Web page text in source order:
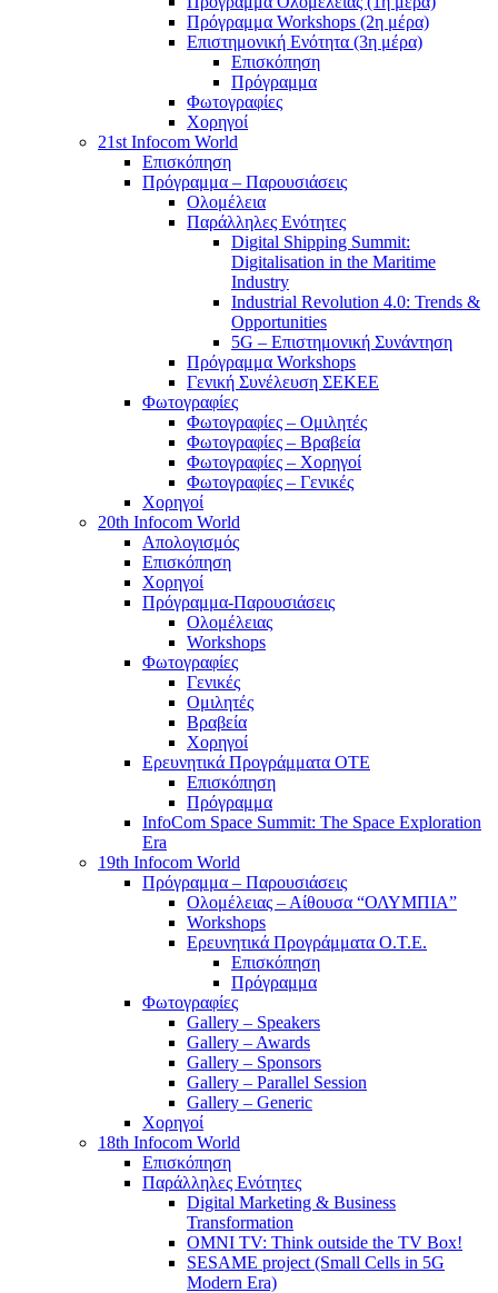
Πρόγραμμα Workshops (2η μέρα)
Επιστημονική Ενότητα (3η μέρα)
Επισκόπηση
Πρόγραμμα
Φωτογραφίες
Χορηγοί
21st Infocom World
Επισκόπηση
Πρόγραμμα – Παρουσιάσεις
Ολομέλεια
Παράλληλες Ενότητες
Digital Shipping Summit:
Digitalisation in the Maritime
Industry
Industrial Revolution 4.0: Trends &
Opportunities
5G – Επιστημονική Συνάντηση
Πρόγραμμα Workshops
Γενική Συνέλευση ΣΕΚΕΕ
Φωτογραφίες
Φωτογραφίες – Ομιλητές
Φωτογραφίες – Βραβεία
Φωτογραφίες – Χορηγοί
Φωτογραφίες – Γενικές
Χορηγοί
20th Infocom World
Απολογισμός
Επισκόπηση
Χορηγοί
Πρόγραμμα-Παρουσιάσεις
Ολομέλειας
Workshops
Φωτογραφίες
Γενικές
Ομιλητές
Βραβεία
Χορηγοί
Ερευνητικά Προγράμματα ΟΤΕ
Επισκόπηση
Πρόγραμμα
InfoCom Space Summit: The Space Exploration
Era
19th Infocom World
Πρόγραμμα – Παρουσιάσεις
Ολομέλειας – Αίθουσα “ΟΛΥΜΠΙΑ”
Workshops
Ερευνητικά Προγράμματα Ο.Τ.Ε.
Επισκόπηση
Πρόγραμμα
Φωτογραφίες
Gallery – Speakers
Gallery – Awards
Gallery – Sponsors
Gallery – Parallel Session
Gallery – Generic
Χορηγοί
18th Infocom World
Επισκόπηση
Παράλληλες Ενότητες
Digital Marketing & Business
Transformation
OMNI TV: Think outside the TV Box!
SESAME project (Small Cells in 5G
Modern Era)